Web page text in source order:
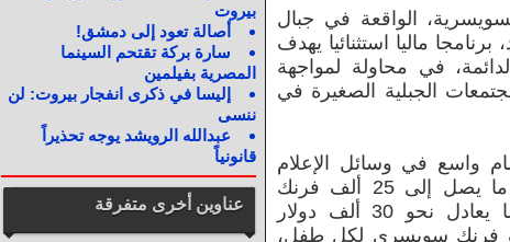
بيروت
أصالة تعود إلى دمشق!
سارة بركة تقتحم السينما
المصرية بفيلمين
إليسا في ذكرى انفجار بيروت: لن
ننسى
عبدالله الرويشد يوجه تحذيراً
قانونياً
عناوين أخرى متفرقة
الواقعة في جبال
ماليا استثنائيا يهدف
في محاولة لمواجهة
الجبلية الصغيرة في
واسع في وسائل الإعلام
الأوروبية، تمنح السلطات المحلية ما يصل إلى 25 ألف فرنك
سويسري لكل شخص بالغ، أي ما يعادل نحو 30 ألف دولار
إضافة إلى 10 آلاف فرنك سويسري لكل طفل،